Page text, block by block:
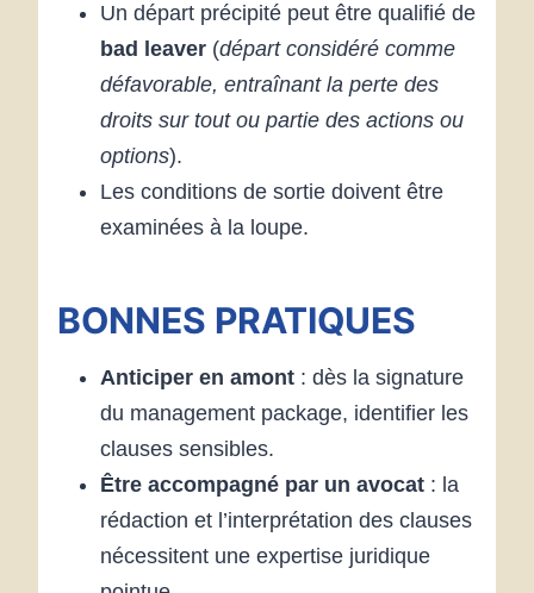
Un départ précipité peut être qualifié de
bad leaver (départ considéré comme
défavorable, entraînant la perte des
droits sur tout ou partie des actions ou
options).
Les conditions de sortie doivent être
examinées à la loupe.
BONNES PRATIQUES
Anticiper en amont : dès la signature
du management package, identifier les
clauses sensibles.
Être accompagné par un avocat : la
rédaction et l’interprétation des clauses
nécessitent une expertise juridique